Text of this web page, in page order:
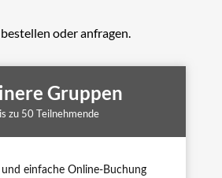
oder anfragen.
Gruppen
zu 50 Teilnehmende
und einfache Online-Buchung